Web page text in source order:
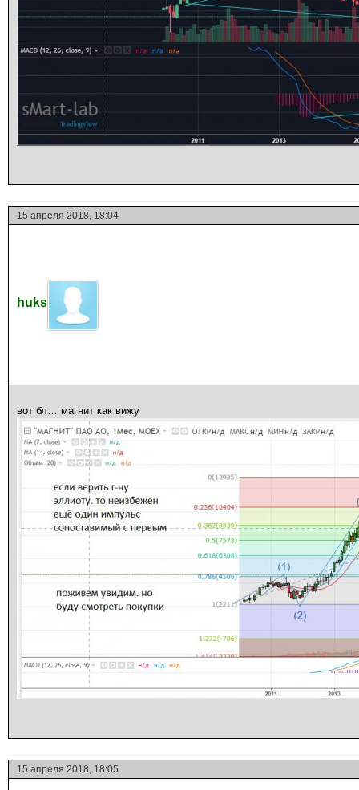
15 апреля 2018, 18:04
huks
вот бл… магнит как вижу
15 апреля 2018, 18:05